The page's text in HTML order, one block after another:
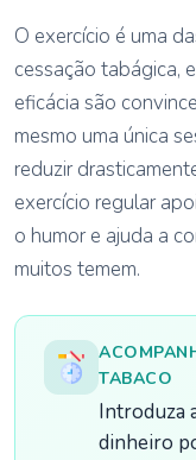
O exercício é uma
cessação tabágica,
eficácia são
mesmo uma única
reduzir
exercício regular
o humor e ajuda a
muitos temem.
TABACO
Introduza
dinheiro